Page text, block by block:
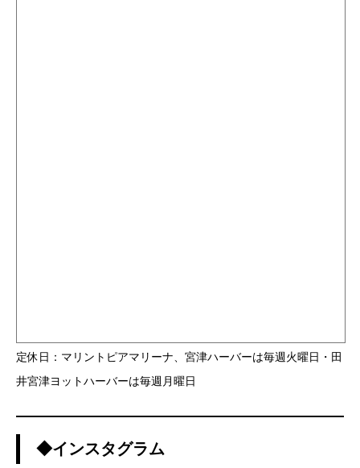
定休日：マリントピアマリーナ、宮津ハーバーは毎週火曜日・田
井宮津ヨットハーバーは毎週月曜日
◆インスタグラム